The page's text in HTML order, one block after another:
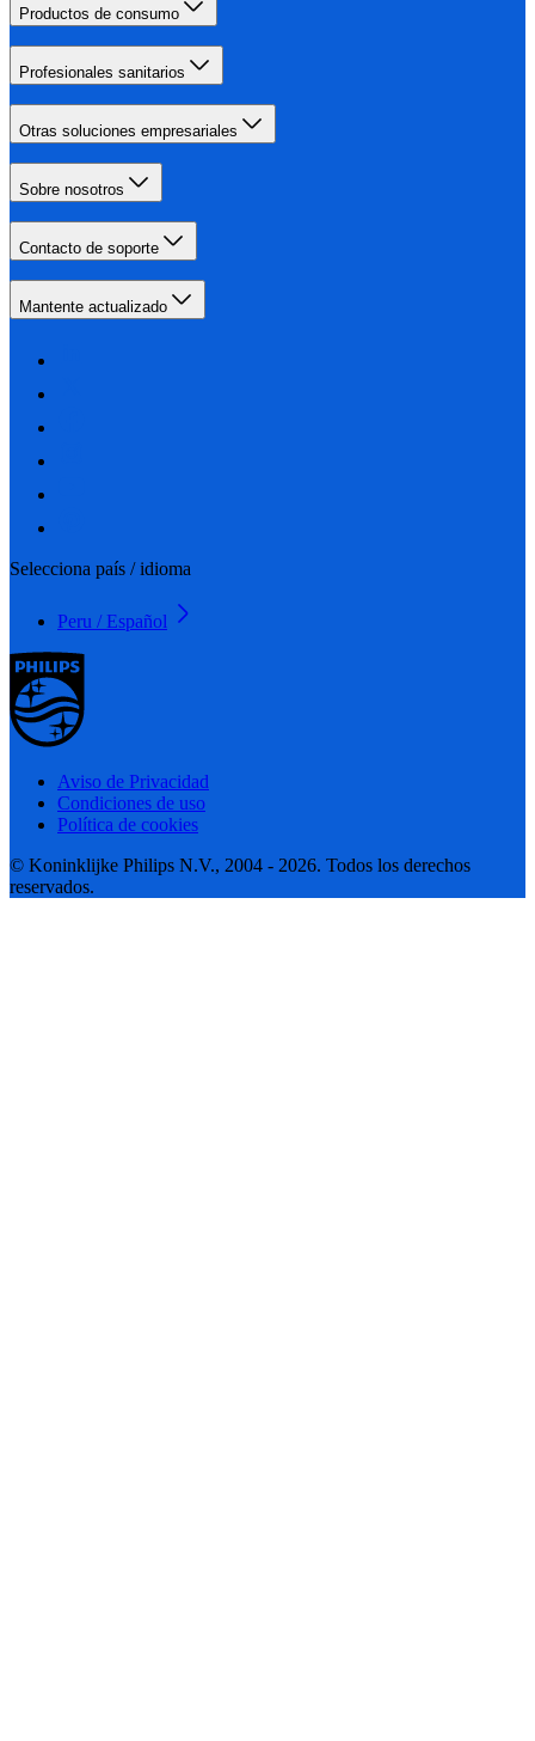
Productos de consumo
Profesionales sanitarios
Otras soluciones empresariales
Sobre nosotros
Contacto de soporte
Mantente actualizado
Selecciona país / idioma
Peru / Español
Aviso de Privacidad
Condiciones de uso
Política de cookies
© Koninklijke Philips N.V., 2004 - 2026. Todos los derechos
reservados.